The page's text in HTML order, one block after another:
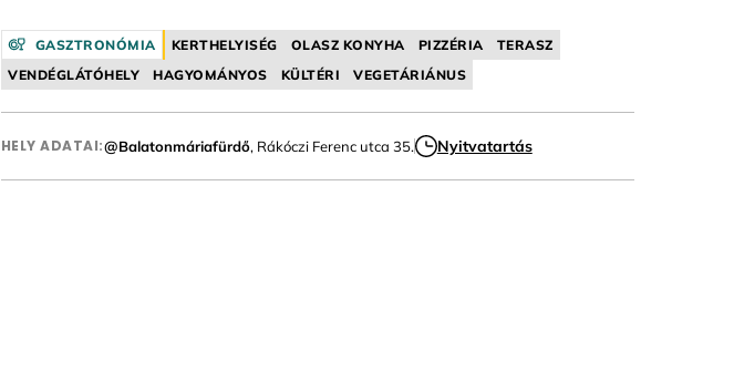
GASZTRONÓMIA KERTHELYISÉG OLASZ KONYHA PIZZÉRIA
TERASZ
VENDÉGLÁTÓHELY
HAGYOMÁNYOS KÜLTÉRI VEGETÁRIÁNUS
HELY ADATAI:@Balatonmáriafürdő, Rákóczi Ferenc utca 35. Nyitvatartás